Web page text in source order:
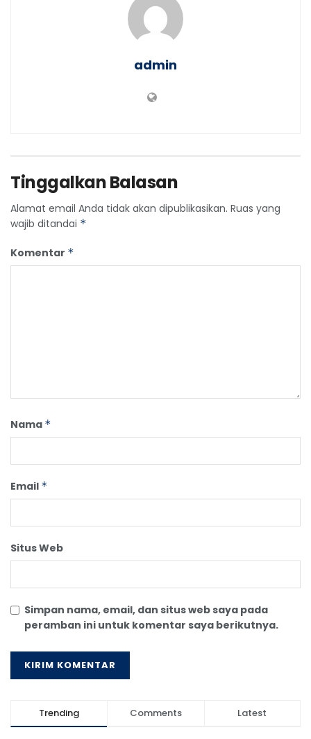
admin
Tinggalkan Balasan
Alamat email Anda tidak akan dipublikasikan. Ruas yang
wajib ditandai *
Komentar *
Nama *
Email *
Situs Web
Simpan nama, email, dan situs web saya pada
peramban ini untuk komentar saya berikutnya.
Trending Comments Latest